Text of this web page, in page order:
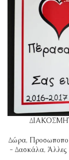
Δώρα,
- Δασκάλα, Άλλες